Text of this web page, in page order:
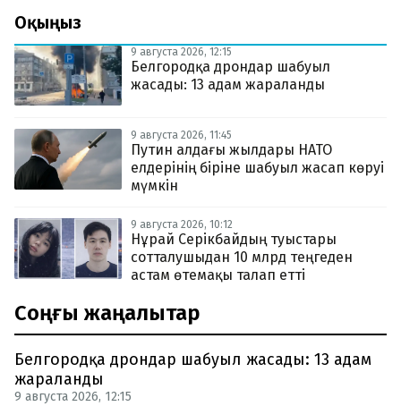
Оқыңыз
9 августа 2026, 12:15
Белгородқа дрондар шабуыл
жасады: 13 адам жараланды
9 августа 2026, 11:45
Путин алдағы жылдары НАТО
елдерінің біріне шабуыл жасап көруі
мүмкін
9 августа 2026, 10:12
Нұрай Серікбайдың туыстары
сотталушыдан 10 млрд теңгеден
астам өтемақы талап етті
Соңғы жаңалықтар
Белгородқа дрондар шабуыл жасады: 13 адам
жараланды
9 августа 2026, 12:15